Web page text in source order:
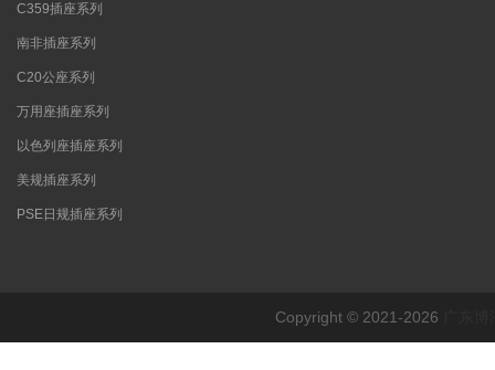
C359插座系列
南非插座系列
C20公座系列
万用座插座系列
以色列座插座系列
美规插座系列
PSE日规插座系列
Copyright © 2021-2026